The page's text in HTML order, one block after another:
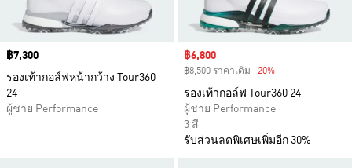
Price
฿7,300
รองเท้ากอล์ฟหน้ากว้าง Tour360
24
ผู้ชาย Performance
Sale price
฿6,800
฿8,500 ราคาเดิม -20%
รองเท้ากอล์ฟ Tour360 24
ผู้ชาย Performance
3 สี
รับส่วนลดพิเศษเพิ่มอีก 30%